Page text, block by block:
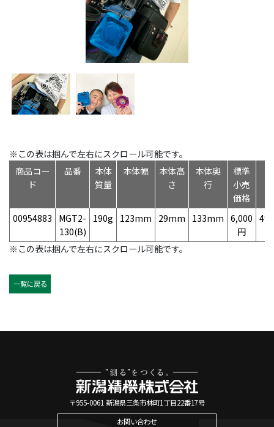
※この表は掴んで左右にスクロール可能です。
商品コー
ド
品番
本体
質量
本体幅
本体高
さ
本体奥
行
標準
小売
価格
00954883
MGT2-
130(B)
190g 123mm 29mm 133mm 6,000
円
※この表は掴んで左右にスクロール可能です。
一覧に戻る
〒955-0061 新潟県三条市林町1丁目22番17号
お問い合わせ